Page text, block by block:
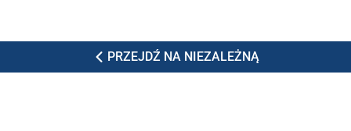
PRZEJDŹ NA NIEZALEŻNĄ